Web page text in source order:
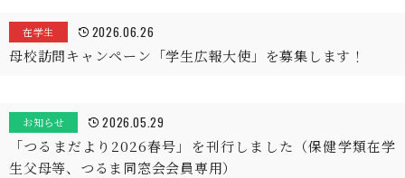
在学生 2026.06.26
母校訪問キャンペーン「学生広報大使」を募集します！
お知らせ 2026.05.29
「つるまだより2026春号」を刊行しました（保健学類在学
生父母等、つるま同窓会会員専用）